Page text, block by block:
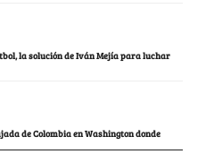
la solución de Iván Mejía para luchar
de Colombia en Washington donde